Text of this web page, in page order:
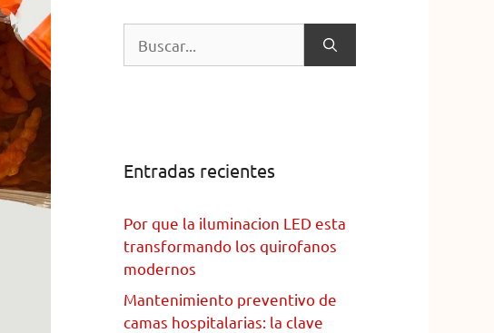
Entradas recientes
Por que la iluminacion LED esta
transformando los quirofanos
modernos
Mantenimiento preventivo de
camas hospitalarias: la clave